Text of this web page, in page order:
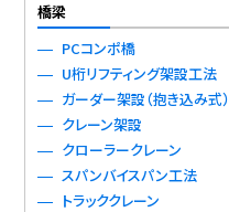
橋梁
PCコンポ橋
U桁リフティング架設工法
ガーダー架設（抱き込み式）
クレーン架設
クローラークレーン
スパンバイスパン工法
トラッククレーン